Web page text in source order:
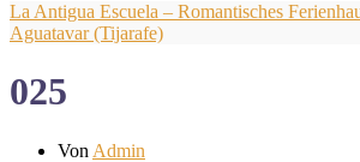
La Antigua Escuela – Romantisches
Aguatavar (Tijarafe)
025
Von Admin